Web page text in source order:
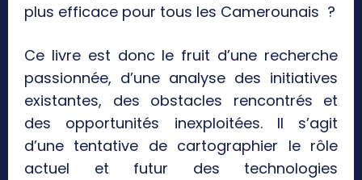
plus efficace pour tous les Camerounais ?
Ce livre est donc le fruit d’une recherche
passionnée, d’une analyse des initiatives
existantes, des obstacles rencontrés et
des opportunités inexploitées. Il s’agit
d’une tentative de cartographier le rôle
actuel et futur des technologies